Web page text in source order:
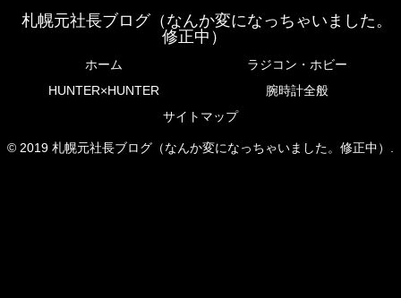
札幌元社長ブログ（なんか変になっちゃいました。
修正中）
ホーム
ラジコン・ホビー
HUNTER×HUNTER
腕時計全般
サイトマップ
© 2019 札幌元社長ブログ（なんか変になっちゃいました。修正中）.